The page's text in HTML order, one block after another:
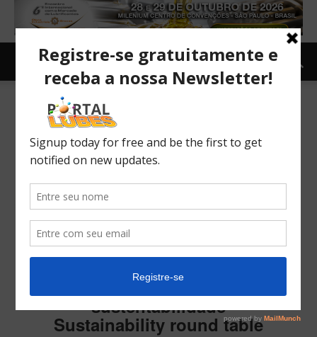
Mesa de debates sobre
sustentabilidade
Sustainability round table